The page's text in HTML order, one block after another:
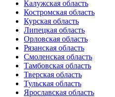
Калужская область
Костромская область
Курская область
Липецкая область
Орловская область
Рязанская область
Смоленская область
Тамбовская область
Тверская область
Тульская область
Ярославская область